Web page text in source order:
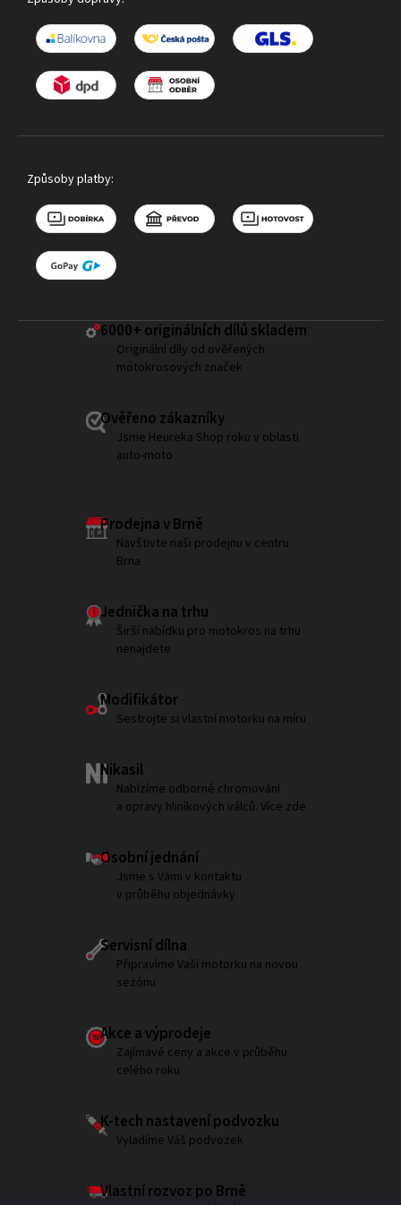
Způsoby platby:
6000+ ​originálních dílů skladem
Originální díly od ověřených
motokrosových značek
Ověřeno zákazníky
Jsme Heureka Shop roku v oblasti
auto-moto
Prodejna v Brně
Navštivte naši prodejnu v centru
Brna
Jednička na trhu
Širší nabídku pro motokros na trhu
nenajdete
Modifikátor
Sestrojte si vlastní motorku na míru
Nikasil
Nabízíme odborné chromování
a opravy hliníkových válců. Více zde
Osobní jednání
Jsme s Vámi v kontaktu
v průběhu objednávky
Servisní dílna
Připravíme Vaši motorku na novou
sezónu
Akce a výprodeje
Zajímavé ceny a akce v průběhu
celého roku
K-tech nastavení podvozku
Vyladíme Váš podvozek
Vlastní rozvoz po Brně